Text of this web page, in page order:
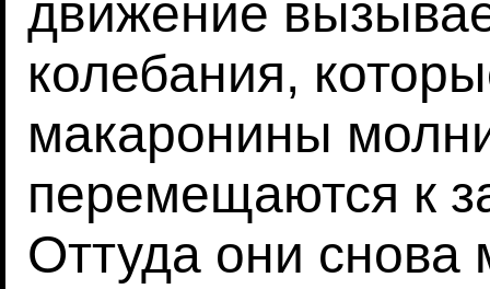
движение
колебания,
макаронины
перемещаются к
Оттуда они снова